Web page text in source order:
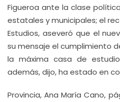
Figueroa ante la clase
estatales y municipales; el
Estudios, aseveró que el
su mensaje el cumplimiento
la máxima casa de
además, dijo, ha estado en
Provincia, Ana María Cano,